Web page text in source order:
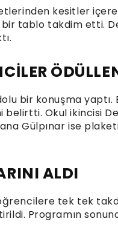
kesitler
bir tablo takdim etti.
bir konuşma yaptı.
Okul ikincisi
Gülpınar ise
ALDI
tek tek
Programın